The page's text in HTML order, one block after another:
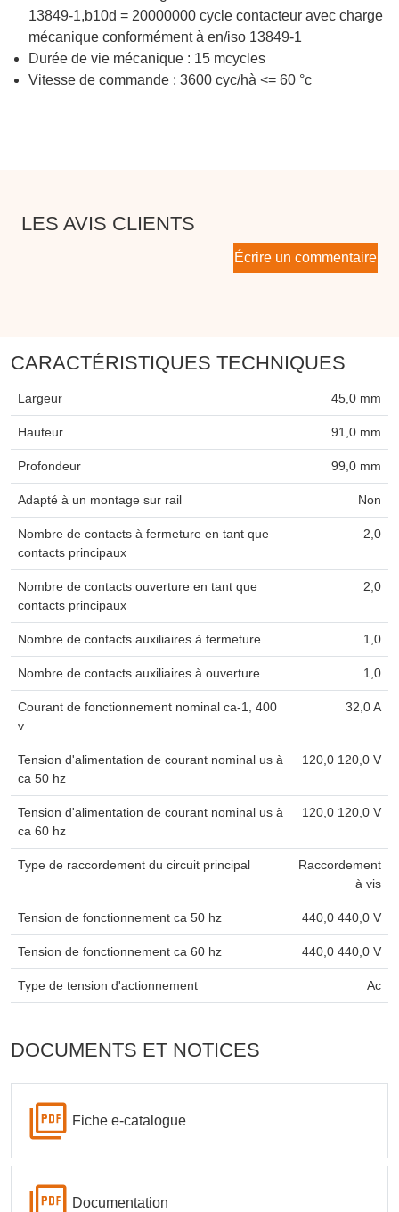
13849-1,b10d = 20000000 cycle contacteur avec charge
mécanique conformément à en/iso 13849-1
Durée de vie mécanique : 15 mcycles
Vitesse de commande : 3600 cyc/hà <= 60 °c
LES AVIS CLIENTS
Écrire un commentaire
CARACTÉRISTIQUES TECHNIQUES
Largeur 45,0 mm
Hauteur 91,0 mm
Profondeur 99,0 mm
Adapté à un montage sur rail Non
Nombre de contacts à fermeture en tant que
contacts principaux
2,0
Nombre de contacts ouverture en tant que
contacts principaux
2,0
Nombre de contacts auxiliaires à fermeture 1,0
Nombre de contacts auxiliaires à ouverture 1,0
Courant de fonctionnement nominal ca-1, 400
v
32,0 A
Tension d'alimentation de courant nominal us à
ca 50 hz
120,0 120,0 V
Tension d'alimentation de courant nominal us à
ca 60 hz
120,0 120,0 V
Type de raccordement du circuit principal
Raccordement
à vis
Tension de fonctionnement ca 50 hz 440,0 440,0 V
Tension de fonctionnement ca 60 hz 440,0 440,0 V
Type de tension d'actionnement Ac
DOCUMENTS ET NOTICES
Fiche e-catalogue
Documentation